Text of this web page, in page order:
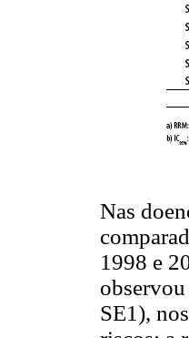
Nas
1998 e
SE1),